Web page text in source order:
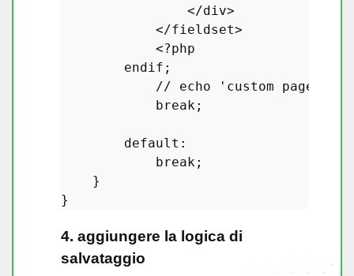
                </
div>
            </
fieldset>
            <?
php
endif ;
            //
echo ' custom page
break ;
default :
break ;
    }
4. aggiungere la logica di
salvataggio